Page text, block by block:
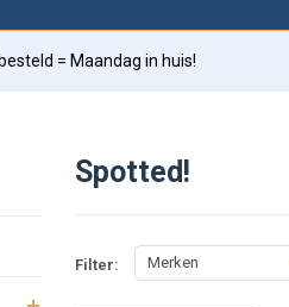
= Maandag in huis!
Spotted!
Filter: Merken